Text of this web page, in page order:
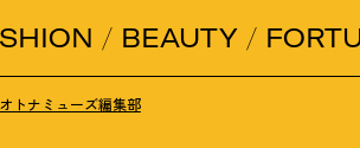
BEAUTY
オトナミューズ編集部